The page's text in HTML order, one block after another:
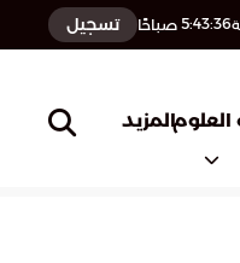
5:43:37 صباحًا تسجيل
العلومالمزيد